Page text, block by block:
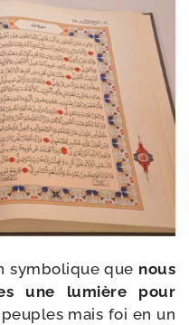
sym­bo­lique que nous
une lumière pour
mais foi en un